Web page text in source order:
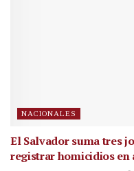
NACIONALES
El Salvador suma tres
registrar homicidios en